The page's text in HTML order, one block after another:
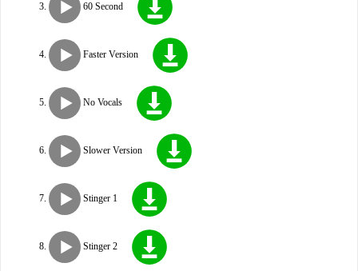
60 Second
Faster Version
No Vocals
Slower Version
Stinger 1
Stinger 2